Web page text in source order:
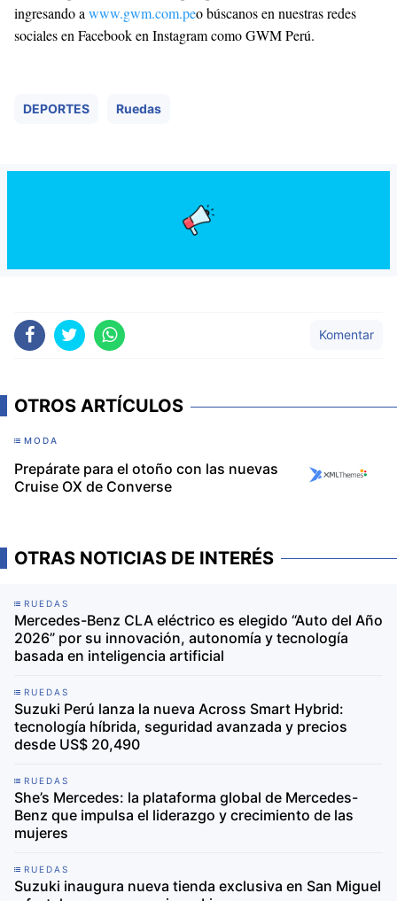
ingresando a www.gwm.com.peo búscanos en nuestras redes
sociales en Facebook en Instagram como GWM Perú.
DEPORTES Ruedas
Komentar
OTROS ARTÍCULOS
MODA
Prepárate para el otoño con las nuevas
Cruise OX de Converse
OTRAS NOTICIAS DE INTERÉS
RUEDAS
Mercedes-Benz CLA eléctrico es elegido “Auto del Año
2026” por su innovación, autonomía y tecnología
basada en inteligencia artificial
RUEDAS
Suzuki Perú lanza la nueva Across Smart Hybrid:
tecnología híbrida, seguridad avanzada y precios
desde US$ 20,490
RUEDAS
She’s Mercedes: la plataforma global de Mercedes-
Benz que impulsa el liderazgo y crecimiento de las
mujeres
RUEDAS
Suzuki inaugura nueva tienda exclusiva en San Miguel